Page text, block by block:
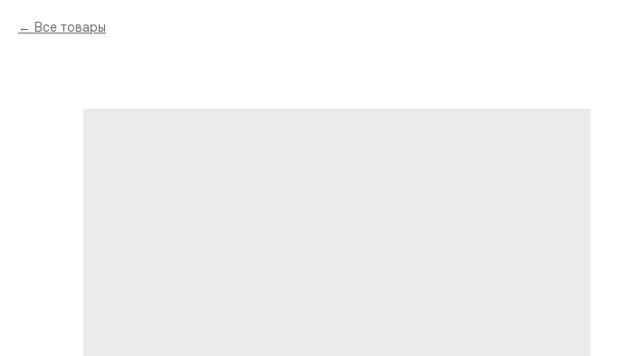
Все товары